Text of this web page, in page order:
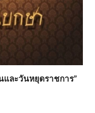
และวันหยุดราชการ”